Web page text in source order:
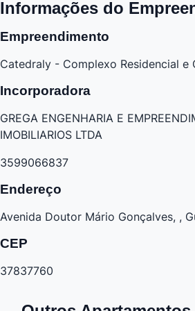
Informações do
Empreendimento
Catedraly - Complexo Residencial e
Incorporadora
GREGA ENGENHARIA E
IMOBILIARIOS LTDA
3599066837
Endereço
Avenida Doutor Mário Gonçalves, ,
CEP
37837760